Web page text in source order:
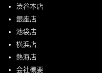
渋谷本店
銀座店
池袋店
横浜店
熱海店
会社概要